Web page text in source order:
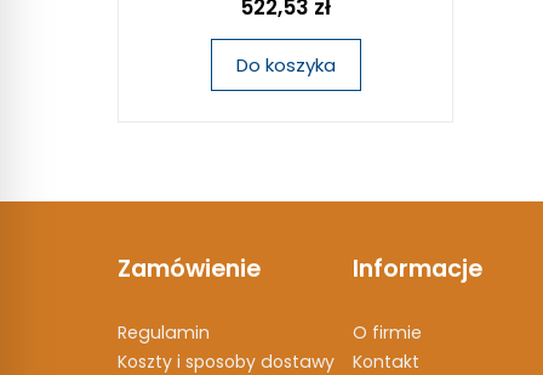
522,53 zł
Do koszyka
Zamówienie
Regulamin
Koszty i sposoby dostawy
Informacje
O firmie
Kontakt